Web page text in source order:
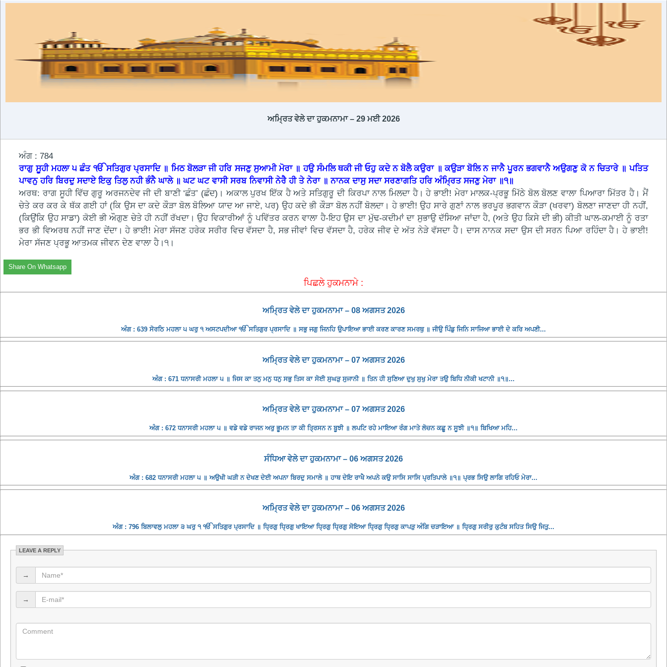
ਅਮ੍ਰਿਤ ਵੇਲੇ ਦਾ ਹੁਕਮਨਾਮਾ – 29 ਮਈ 2026
ਅੰਗ : 784
ਰਾਗੁ ਸੂਹੀ ਮਹਲਾ ੫ ਛੰਤ ੴ ਸਤਿਗੁਰ ਪ੍ਰਸਾਦਿ ॥ ਮਿਠ ਬੋਲੜਾ ਜੀ ਹਰਿ ਸਜਣੁ ਸੁਆਮੀ ਮੋਰਾ ॥ ਹਉ ਸੰਮਲਿ ਥਕੀ ਜੀ ਓਹੁ ਕਦੇ ਨ ਬੋਲੈ ਕਉਰਾ ॥ ਕਉੜਾ ਬੋਲਿ ਨ ਜਾਨੈ ਪੂਰਨ ਭਗਵਾਨੈ ਅਉਗਣੁ ਕੋ ਨ ਚਿਤਾਰੇ ॥ ਪਤਿਤ
ਪਾਵਨੁ ਹਰਿ ਬਿਰਦੁ ਸਦਾਏ ਇਕੁ ਤਿਲੁ ਨਹੀ ਭੰਨੈ ਘਾਲੇ ॥ ਘਟ ਘਟ ਵਾਸੀ ਸਰਬ ਨਿਵਾਸੀ ਨੇਰੈ ਹੀ ਤੇ ਨੇਰਾ ॥ ਨਾਨਕ ਦਾਸੁ ਸਦਾ ਸਰਣਾਗਤਿ ਹਰਿ ਅੰਮ੍ਰਿਤ ਸਜਣੁ ਮੇਰਾ ॥੧॥
ਅਰਥ: ਰਾਗ ਸੂਹੀ ਵਿੱਚ ਗੁਰੂ ਅਰਜਨਦੇਵ ਜੀ ਦੀ ਬਾਣੀ ‘ਛੰਤ’ (ਛੰਦ)। ਅਕਾਲ ਪੁਰਖ ਇੱਕ ਹੈ ਅਤੇ ਸਤਿਗੁਰੂ ਦੀ ਕਿਰਪਾ ਨਾਲ ਮਿਲਦਾ ਹੈ। ਹੇ ਭਾਈ! ਮੇਰਾ ਮਾਲਕ-ਪ੍ਰਭੂ ਮਿੱਠੇ ਬੋਲ ਬੋਲਣ ਵਾਲਾ ਪਿਆਰਾ ਮਿੱਤਰ ਹੈ। ਮੈਂ
ਚੇਤੇ ਕਰ ਕਰ ਕੇ ਥੱਕ ਗਈ ਹਾਂ (ਕਿ ਉਸ ਦਾ ਕਦੇ ਕੌੜਾ ਬੋਲ ਬੋਲਿਆ ਯਾਦ ਆ ਜਾਏ, ਪਰ) ਉਹ ਕਦੇ ਭੀ ਕੌੜਾ ਬੋਲ ਨਹੀਂ ਬੋਲਦਾ। ਹੇ ਭਾਈ! ਉਹ ਸਾਰੇ ਗੁਣਾਂ ਨਾਲ ਭਰਪੂਰ ਭਗਵਾਨ ਕੌੜਾ (ਖਰਵਾ) ਬੋਲਣਾ ਜਾਣਦਾ ਹੀ ਨਹੀਂ,
(ਕਿਉਂਕਿ ਉਹ ਸਾਡਾ) ਕੋਈ ਭੀ ਔਗੁਣ ਚੇਤੇ ਹੀ ਨਹੀਂ ਰੱਖਦਾ। ਉਹ ਵਿਕਾਰੀਆਂ ਨੂੰ ਪਵਿੱਤਰ ਕਰਨ ਵਾਲਾ ਹੈ-ਇਹ ਉਸ ਦਾ ਮੁੱਢ-ਕਦੀਮਾਂ ਦਾ ਸੁਭਾਉ ਦੱਸਿਆ ਜਾਂਦਾ ਹੈ, (ਅਤੇ ਉਹ ਕਿਸੇ ਦੀ ਭੀ) ਕੀਤੀ ਘਾਲ-ਕਮਾਈ ਨੂੰ ਰਤਾ
ਭਰ ਭੀ ਵਿਅਰਥ ਨਹੀਂ ਜਾਣ ਦੇਂਦਾ। ਹੇ ਭਾਈ! ਮੇਰਾ ਸੱਜਣ ਹਰੇਕ ਸਰੀਰ ਵਿਚ ਵੱਸਦਾ ਹੈ, ਸਭ ਜੀਵਾਂ ਵਿਚ ਵੱਸਦਾ ਹੈ, ਹਰੇਕ ਜੀਵ ਦੇ ਅੱਤ ਨੇੜੇ ਵੱਸਦਾ ਹੈ। ਦਾਸ ਨਾਨਕ ਸਦਾ ਉਸ ਦੀ ਸਰਨ ਪਿਆ ਰਹਿੰਦਾ ਹੈ। ਹੇ ਭਾਈ!
ਮੇਰਾ ਸੱਜਣ ਪ੍ਰਭੂ ਆਤਮਕ ਜੀਵਨ ਦੇਣ ਵਾਲਾ ਹੈ।੧।
Share On Whatsapp
ਪਿਛਲੇ ਹੁਕਮਨਾਮੇ :
ਅਮ੍ਰਿਤ ਵੇਲੇ ਦਾ ਹੁਕਮਨਾਮਾ – 08 ਅਗਸਤ 2026
ਅੰਗ : 639 ਸੋਰਠਿ ਮਹਲਾ ੫ ਘਰੁ ੧ ਅਸਟਪਦੀਆ ੴ ਸਤਿਗੁਰ ਪ੍ਰਸਾਦਿ ॥ ਸਭੁ ਜਗੁ ਜਿਨਹਿ ਉਪਾਇਆ ਭਾਈ ਕਰਣ ਕਾਰਣ ਸਮਰਥੁ ॥ ਜੀਉ ਪਿੰਡੁ ਜਿਨਿ ਸਾਜਿਆ ਭਾਈ ਦੇ ਕਰਿ ਅਪਣੀ...
ਅਮ੍ਰਿਤ ਵੇਲੇ ਦਾ ਹੁਕਮਨਾਮਾ – 07 ਅਗਸਤ 2026
ਅੰਗ : 671 ਧਨਾਸਰੀ ਮਹਲਾ ੫ ॥ ਜਿਸ ਕਾ ਤਨੁ ਮਨੁ ਧਨੁ ਸਭੁ ਤਿਸ ਕਾ ਸੋਈ ਸੁਘੜੁ ਸੁਜਾਨੀ ॥ ਤਿਨ ਹੀ ਸੁਣਿਆ ਦੁਖੁ ਸੁਖੁ ਮੇਰਾ ਤਉ ਬਿਧਿ ਨੀਕੀ ਖਟਾਨੀ ॥੧॥...
ਅਮ੍ਰਿਤ ਵੇਲੇ ਦਾ ਹੁਕਮਨਾਮਾ – 07 ਅਗਸਤ 2026
ਅੰਗ : 672 ਧਨਾਸਰੀ ਮਹਲਾ ੫ ॥ ਵਡੇ ਵਡੇ ਰਾਜਨ ਅਰੁ ਭੂਮਨ ਤਾ ਕੀ ਤ੍ਰਿਸਨ ਨ ਬੂਝੀ ॥ ਲਪਟਿ ਰਹੇ ਮਾਇਆ ਰੰਗ ਮਾਤੇ ਲੋਚਨ ਕਛੂ ਨ ਸੂਝੀ ॥੧॥ ਬਿਖਿਆ ਮਹਿ...
ਸੰਧਿਆ ਵੇਲੇ ਦਾ ਹੁਕਮਨਾਮਾ – 06 ਅਗਸਤ 2026
ਅੰਗ : 682 ਧਨਾਸਰੀ ਮਹਲਾ ੫ ॥ ਅਉਖੀ ਘੜੀ ਨ ਦੇਖਣ ਦੇਈ ਅਪਨਾ ਬਿਰਦੁ ਸਮਾਲੇ ॥ ਹਾਥ ਦੇਇ ਰਾਖੈ ਅਪਨੇ ਕਉ ਸਾਸਿ ਸਾਸਿ ਪ੍ਰਤਿਪਾਲੇ ॥੧॥ ਪ੍ਰਭ ਸਿਉ ਲਾਗਿ ਰਹਿਓ ਮੇਰਾ...
ਅਮ੍ਰਿਤ ਵੇਲੇ ਦਾ ਹੁਕਮਨਾਮਾ – 06 ਅਗਸਤ 2026
ਅੰਗ : 796 ਬਿਲਾਵਲੁ ਮਹਲਾ ੩ ਘਰੁ ੧ ੴ ਸਤਿਗੁਰ ਪ੍ਰਸਾਦਿ ॥ ਧ੍ਰਿਗੁ ਧ੍ਰਿਗੁ ਖਾਇਆ ਧ੍ਰਿਗੁ ਧ੍ਰਿਗੁ ਸੋਇਆ ਧ੍ਰਿਗੁ ਧ੍ਰਿਗੁ ਕਾਪੜੁ ਅੰਗਿ ਚੜਾਇਆ ॥ ਧ੍ਰਿਗੁ ਸਰੀਰੁ ਕੁਟੰਬ ਸਹਿਤ ਸਿਉ ਜਿਤੁ...
LEAVE A REPLY
→
→